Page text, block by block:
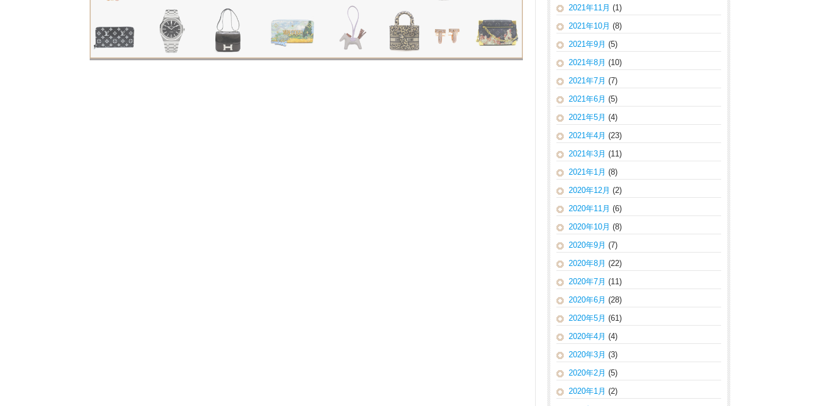
2021年11月 (1)
2021年10月 (8)
2021年9月 (5)
2021年8月 (10)
2021年7月 (7)
2021年6月 (5)
2021年5月 (4)
2021年4月 (23)
2021年3月 (11)
2021年1月 (8)
2020年12月 (2)
2020年11月 (6)
2020年10月 (8)
2020年9月 (7)
2020年8月 (22)
2020年7月 (11)
2020年6月 (28)
2020年5月 (61)
2020年4月 (4)
2020年3月 (3)
2020年2月 (5)
2020年1月 (2)